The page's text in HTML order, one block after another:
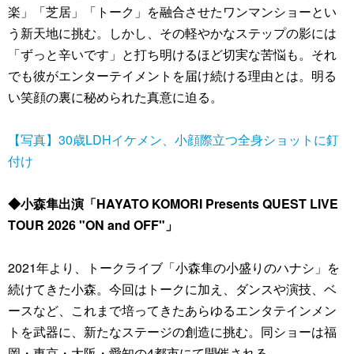
楽」「芝居」「トーク」を融合させたワンマンショーとい
う新天地に挑む。しかし、その軽やかなステップの影には
「ずっと辛いです」と打ち明けるほど切実な苦悩も。それ
でも彼がエンターテイメントを届け続ける理由とは。明る
い笑顔の裏に秘められた真意に迫る。
【写真】30歳LDHイケメン、小顔際立つ全身ショットに釘
付け
◆小森隼出演「HAYATO KOMORI Presents QUEST LIVE
TOUR 2026 "ON and OFF"」
2021年より、トークライブ「小森隼の小盛りのハナシ」を
続けてきた小森。今回はトークに加え、ダンスや演技、ベ
ースなど、これまで培ってきたあらゆるエンタテインメン
トを武器に、新たなステージの創造に挑む。同ショーは福